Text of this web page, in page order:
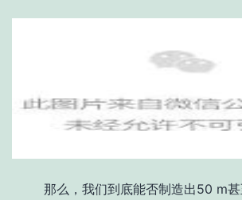
那么，我们到底能否制造出50 m